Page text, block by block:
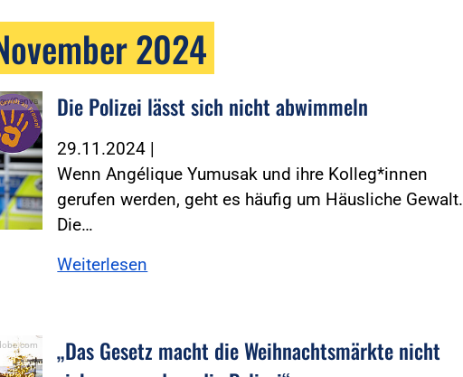
2024
Canva Die Polizei lässt sich nicht abwimmeln
29.11.2024 |
Wenn Angélique Yumusak und ihre Kolleg*innen
gerufen werden, geht es häufig um Häusliche Gewalt.
Die…
Weiterlesen
„Das Gesetz macht die Weihnachtsmärkte nicht